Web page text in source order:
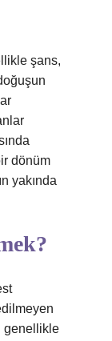
şans,
dönüm
yakında
genellikle